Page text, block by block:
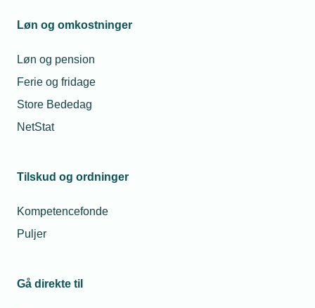
Løn og omkostninger
Løn og pension
Ferie og fridage
Store Bededag
NetStat
Tilskud og ordninger
Kompetencefonde
Puljer
Gå direkte til
Deltagelse er gratis, men kræver tilmelding!
HUSK via din tilmelding at notere i
"kommentarfeltet" hvor mange I deltager, antal
kuponer til hhv. æbleskiver, gløgg eller kakao og
evt. rabatkupon til juletræ.
Arrangementsinformation
28. november 2026